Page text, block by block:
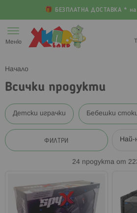
БЕЗПЛАТНА ДОСТАВКА *
към
съдържанието
Меню
Начало
Всички продукти
Детски играчки Бебешки
ФИЛТРИ
24 продукта от